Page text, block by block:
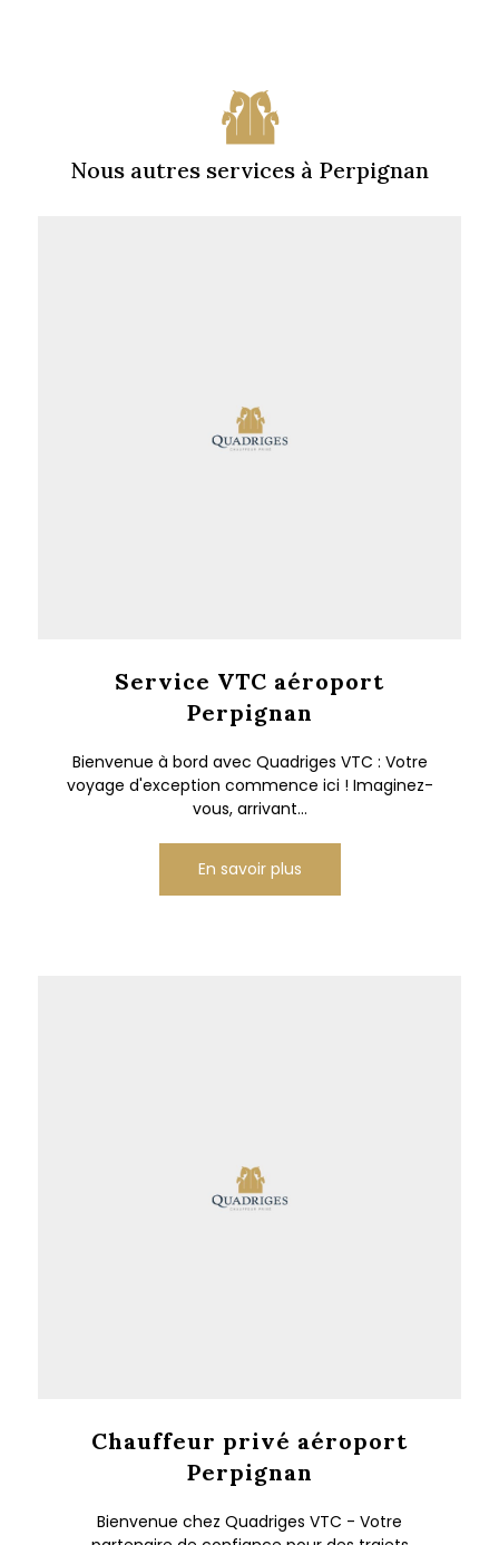
Nous autres services à Perpignan
Service VTC aéroport
Perpignan
Bienvenue à bord avec Quadriges VTC : Votre
voyage d'exception commence ici ! Imaginez-
vous, arrivant...
En savoir plus
Chauffeur privé aéroport
Perpignan
Bienvenue chez Quadriges VTC - Votre